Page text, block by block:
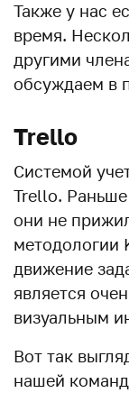
Также у нас
время.
другими
обсуждаем в
Trello
Системой
Trello.
они не
методологии
движение
является
визуальным
Вот так
нашей